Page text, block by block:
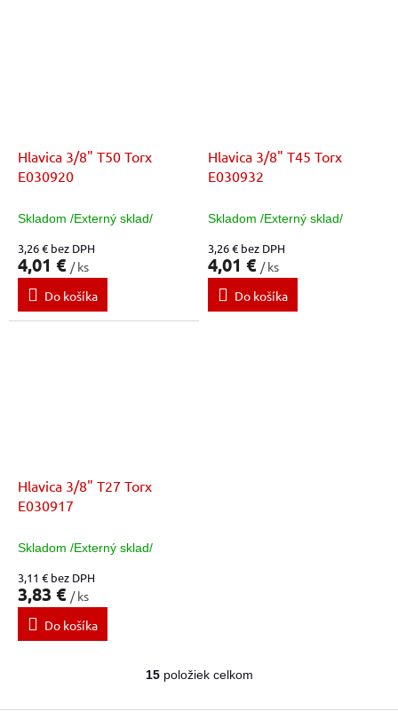
Hlavica 3/8" T50 Torx
E030920
Skladom /Externý sklad/
3,26 € bez DPH
4,01 € / ks
Do košíka
Hlavica 3/8" T45 Torx
E030932
Skladom /Externý sklad/
3,26 € bez DPH
4,01 € / ks
Do košíka
Hlavica 3/8" T27 Torx
E030917
Skladom /Externý sklad/
3,11 € bez DPH
3,83 € / ks
Do košíka
O
l
15položiek celkom